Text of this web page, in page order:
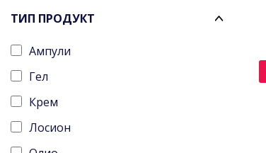
Всеки тип коса
Пигментирана
С пърхот
С розацея
Сух скалп
Озаряващ
Плътност и жизненост
Подхранване
Против акне
Против зачервяване
ТИП ПРОДУКТ
Ампули
Гел
Крем
Лосион